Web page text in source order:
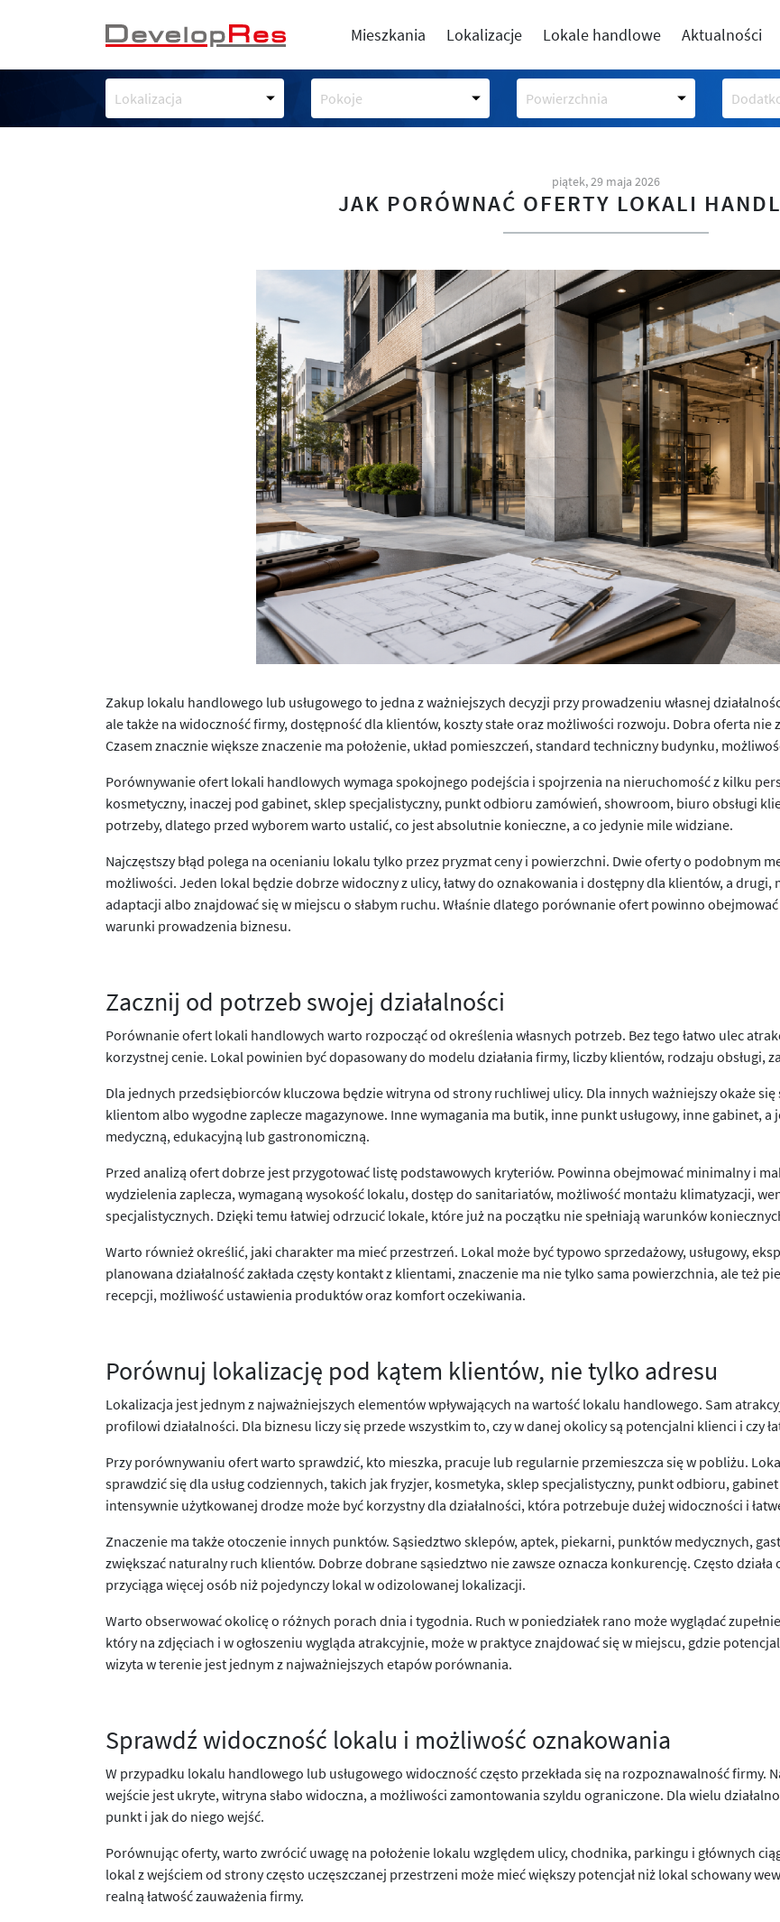
Mieszkania Lokalizacje Lokale handlowe Aktualności
Lokalizacja Pokoje Powierzchnia
piątek, 29 maja 2026
JAK PORÓWNAĆ OFERTY LOKALI
Zakup lokalu handlowego lub usługowego to jedna z ważniejszych decyzji przy prowadzeniu własnej
ale także na widoczność firmy, dostępność dla klientów, koszty stałe oraz możliwości rozwoju. Dobra oferta nie
Czasem znacznie większe znaczenie ma położenie, układ pomieszczeń, standard techniczny budynku,
Porównywanie ofert lokali handlowych wymaga spokojnego podejścia i spojrzenia na nieruchomość z kilku
kosmetyczny, inaczej pod gabinet, sklep specjalistyczny, punkt odbioru zamówień, showroom, biuro obsługi
potrzeby, dlatego przed wyborem warto ustalić, co jest absolutnie konieczne, a co jedynie mile widziane.
Najczęstszy błąd polega na ocenianiu lokalu tylko przez pryzmat ceny i powierzchni. Dwie oferty o podobnym
możliwości. Jeden lokal będzie dobrze widoczny z ulicy, łatwy do oznakowania i dostępny dla klientów, a
adaptacji albo znajdować się w miejscu o słabym ruchu. Właśnie dlatego porównanie ofert powinno
warunki prowadzenia biznesu.
Zacznij od potrzeb swojej działalności
Porównanie ofert lokali handlowych warto rozpocząć od określenia własnych potrzeb. Bez tego łatwo ulec
korzystnej cenie. Lokal powinien być dopasowany do modelu działania firmy, liczby klientów, rodzaju obsługi,
Dla jednych przedsiębiorców kluczowa będzie witryna od strony ruchliwej ulicy. Dla innych ważniejszy okaże
klientom albo wygodne zaplecze magazynowe. Inne wymagania ma butik, inne punkt usługowy, inne gabinet, a
medyczną, edukacyjną lub gastronomiczną.
Przed analizą ofert dobrze jest przygotować listę podstawowych kryteriów. Powinna obejmować minimalny i
wydzielenia zaplecza, wymaganą wysokość lokalu, dostęp do sanitariatów, możliwość montażu klimatyzacji,
specjalistycznych. Dzięki temu łatwiej odrzucić lokale, które już na początku nie spełniają warunków
Warto również określić, jaki charakter ma mieć przestrzeń. Lokal może być typowo sprzedażowy, usługowy,
planowana działalność zakłada częsty kontakt z klientami, znaczenie ma nie tylko sama powierzchnia, ale też
recepcji, możliwość ustawienia produktów oraz komfort oczekiwania.
Porównuj lokalizację pod kątem klientów, nie tylko adresu
Lokalizacja jest jednym z najważniejszych elementów wpływających na wartość lokalu handlowego. Sam
profilowi działalności. Dla biznesu liczy się przede wszystkim to, czy w danej okolicy są potencjalni klienci i czy
Przy porównywaniu ofert warto sprawdzić, kto mieszka, pracuje lub regularnie przemieszcza się w pobliżu.
sprawdzić się dla usług codziennych, takich jak fryzjer, kosmetyka, sklep specjalistyczny, punkt odbioru,
intensywnie użytkowanej drodze może być korzystny dla działalności, która potrzebuje dużej widoczności i
Znaczenie ma także otoczenie innych punktów. Sąsiedztwo sklepów, aptek, piekarni, punktów medycznych,
zwiększać naturalny ruch klientów. Dobrze dobrane sąsiedztwo nie zawsze oznacza konkurencję. Często
przyciąga więcej osób niż pojedynczy lokal w odizolowanej lokalizacji.
Warto obserwować okolicę o różnych porach dnia i tygodnia. Ruch w poniedziałek rano może wyglądać
który na zdjęciach i w ogłoszeniu wygląda atrakcyjnie, może w praktyce znajdować się w miejscu, gdzie
wizyta w terenie jest jednym z najważniejszych etapów porównania.
Sprawdź widoczność lokalu i możliwość oznakowania
W przypadku lokalu handlowego lub usługowego widoczność często przekłada się na rozpoznawalność firmy.
wejście jest ukryte, witryna słabo widoczna, a możliwości zamontowania szyldu ograniczone. Dla wielu
punkt i jak do niego wejść.
Porównując oferty, warto zwrócić uwagę na położenie lokalu względem ulicy, chodnika, parkingu i głównych
lokal z wejściem od strony często uczęszczanej przestrzeni może mieć większy potencjał niż lokal schowany
realną łatwość zauważenia firmy.